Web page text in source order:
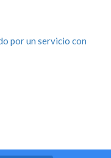
por un servicio con